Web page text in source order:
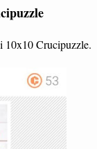
10x10 Crucipuzzle.